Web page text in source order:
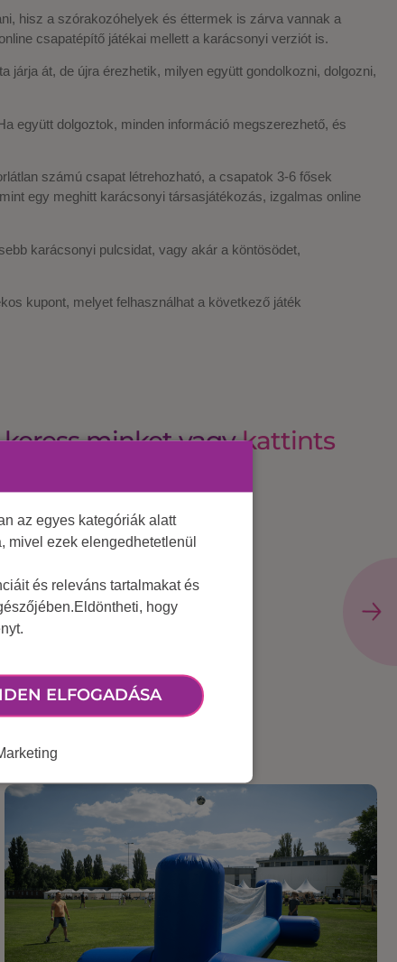
hisz a szórakozóhelyek és éttermek is zárva vannak a
csapatépítő játékai mellett a karácsonyi verziót is.
át, de újra érezhetik, milyen együtt gondolkozni, dolgozni,
együtt dolgoztok, minden információ megszerezhető, és
számú csapat létrehozható, a csapatok 3-6 fősek
egy meghitt karácsonyi társasjátékozás, izgalmas online
karácsonyi pulcsidat, vagy akár a köntösödet,
kupont, melyet felhasználhat a következő játék
minket vagykattints
az egyes kategóriák alatt
mivel ezek elengedhetetlenül
és releváns tartalmakat és
hogy
ELFOGADÁSA